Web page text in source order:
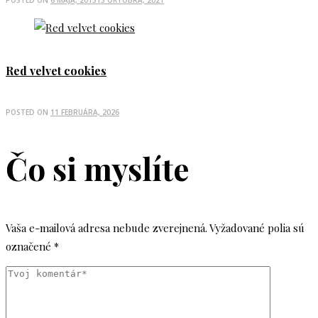
Red velvet cookies
POSTED ON 11 FEBRUÁRA, 2026
Čo si myslíte
Vaša e-mailová adresa nebude zverejnená. Vyžadované polia sú
označené *